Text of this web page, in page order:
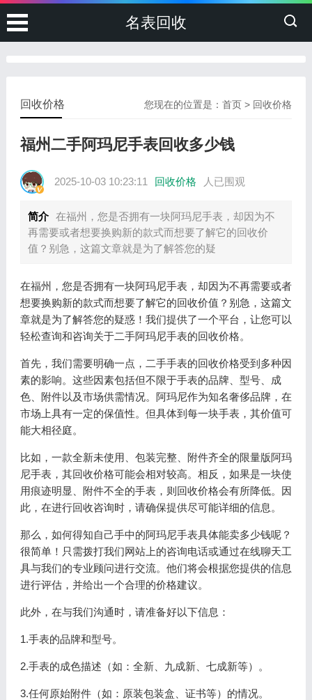
名表回收
您现在的位置是：首页 > 回收价格
回收价格
福州二手阿玛尼手表回收多少钱
2025-10-03 10:23:11 回收价格 人已围观
简介 在福州，您是否拥有一块阿玛尼手表，却因为不
再需要或者想要换购新的款式而想要了解它的回收价
值？别急，这篇文章就是为了解答您的疑
在福州，您是否拥有一块阿玛尼手表，却因为不再需要或者
想要换购新的款式而想要了解它的回收价值？别急，这篇文
章就是为了解答您的疑惑！我们提供了一个平台，让您可以
轻松查询和咨询关于二手阿玛尼手表的回收价格。
首先，我们需要明确一点，二手手表的回收价格受到多种因
素的影响。这些因素包括但不限于手表的品牌、型号、成
色、附件以及市场供需情况。阿玛尼作为知名奢侈品牌，在
市场上具有一定的保值性。但具体到每一块手表，其价值可
能大相径庭。
比如，一款全新未使用、包装完整、附件齐全的限量版阿玛
尼手表，其回收价格可能会相对较高。相反，如果是一块使
用痕迹明显、附件不全的手表，则回收价格会有所降低。因
此，在进行回收咨询时，请确保提供尽可能详细的信息。
那么，如何得知自己手中的阿玛尼手表具体能卖多少钱呢？
很简单！只需拨打我们网站上的咨询电话或通过在线聊天工
具与我们的专业顾问进行交流。他们将会根据您提供的信息
进行评估，并给出一个合理的价格建议。
此外，在与我们沟通时，请准备好以下信息：
1.手表的品牌和型号。
2.手表的成色描述（如：全新、九成新、七成新等）。
3.任何原始附件（如：原装包装盒、证书等）的情况。